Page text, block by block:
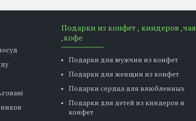
Подарки из конфет , киндеров ,чая
,кофе
Подарки для мужчин из конфет
Подарки для женщин из конфет
Подарки сердца для влюбленных
Подарки для детей из киндеров и
конфет